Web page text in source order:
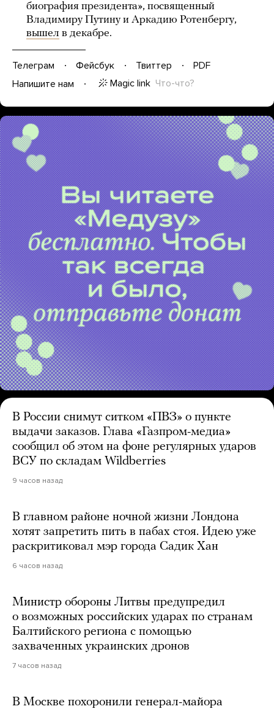
биография президента», посвященный
Владимиру Путину и Аркадию Ротенбергу,
вышел в декабре.
Телеграм Фейсбук Твиттер
PDF
Напишите нам
Magic link Что-что?
В России снимут ситком «ПВЗ» о пункте
выдачи заказов. Глава «Газпром-медиа»
сообщил об этом на фоне регулярных ударов
ВСУ по складам Wildberries
9 часов назад
В главном районе ночной жизни Лондона
хотят запретить пить в пабах стоя. Идею уже
раскритиковал мэр города Садик Хан
6 часов назад
Министр обороны Литвы предупредил
о возможных российских ударах по странам
Балтийского региона с помощью
захваченных украинских дронов
7 часов назад
В Москве похоронили генерал-майора